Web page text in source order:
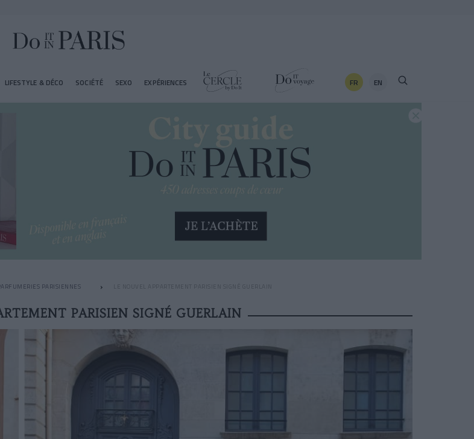
LIFESTYLE & DÉCO SOCIÉTÉ SEXO EXPÉRIENCES FR EN
PARISIENNES LE NOUVEL APPARTEMENT PARISIEN SIGNÉ GUERLAIN
PARISIEN SIGNÉ GUERLAIN